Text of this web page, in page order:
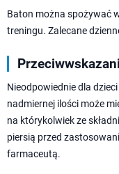
Baton można spożywać
treningu. Zalecane
Nieodpowiednie dla
nadmiernej ilości może
na którykolwiek ze
piersią przed
farmaceutą.